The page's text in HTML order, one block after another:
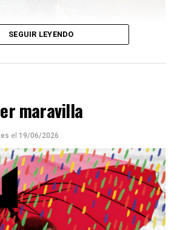
MU ☝️viene con doble tapa, que
Sin chamuyo, a remarla.
SEGUIR LEYENDO
maravilla
el 19/06/2026